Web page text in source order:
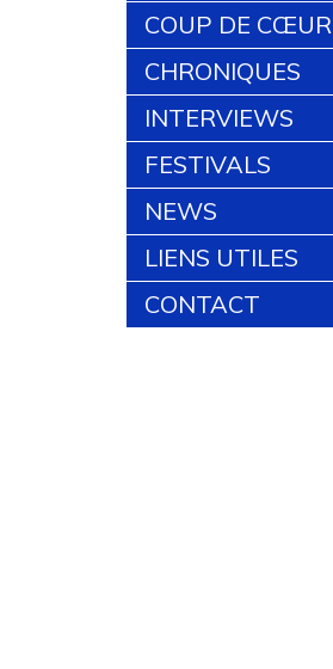
COUP DE CŒUR
CHRONIQUES
INTERVIEWS
FESTIVALS
NEWS
LIENS UTILES
CONTACT